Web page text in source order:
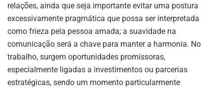
relações, ainda que seja importante evitar uma postura
excessivamente pragmática que possa ser interpretada
como frieza pela pessoa amada; a suavidade na
comunicação será a chave para manter a harmonia. No
trabalho, surgem oportunidades promissoras,
especialmente ligadas a investimentos ou parcerias
estratégicas, sendo um momento particularmente